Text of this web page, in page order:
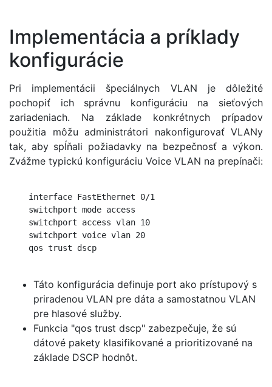
Implementácia a príklady
konfigurácie
Pri implementácii špeciálnych VLAN je dôležité
pochopiť ich správnu konfiguráciu na sieťových
zariadeniach. Na základe konkrétnych prípadov
použitia môžu administrátori nakonfigurovať VLANy
tak, aby spĺňali požiadavky na bezpečnosť a výkon.
Zvážme typickú konfiguráciu Voice VLAN na prepínači:
    interface FastEthernet 0/1
    switchport mode access
    switchport access vlan 10
    switchport voice vlan 20
    qos trust dscp
Táto konfigurácia definuje port ako prístupový s
priradenou VLAN pre dáta a samostatnou VLAN
pre hlasové služby.
Funkcia "qos trust dscp" zabezpečuje, že sú
dátové pakety klasifikované a prioritizované na
základe DSCP hodnôt.